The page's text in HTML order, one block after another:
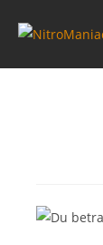
Inhalt